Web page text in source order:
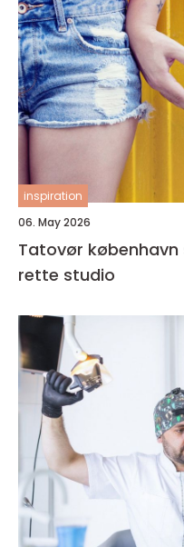
inspiration
06. May 2026
Tatovør københavn sådan vælger du det
rette studio